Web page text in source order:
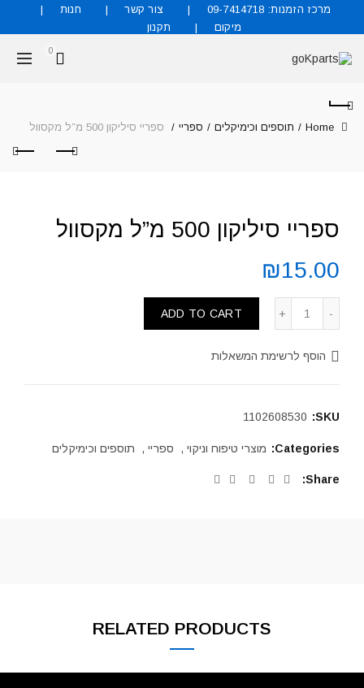
מרכז הזמנות: 09-7414718 צור קשר
חנות
מיקום
תקנון
0
Home תוספים וכימיקלים ספריי ספריי סיליקון 500 מ”ל מקסוול
ספריי סיליקון 500 מ”ל מקסוול
₪15.00
ADD TO CART
הוסף לרשימת המשאלות
SKU:
1102608530
Categories: מוצרי טיפוח וניקוי , ספריי , תוספים וכימיקלים
Share
RELATED PRODUCTS